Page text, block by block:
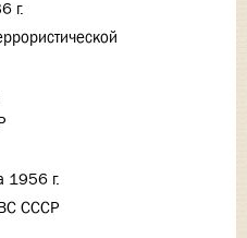
г.
1956 г.
СССР